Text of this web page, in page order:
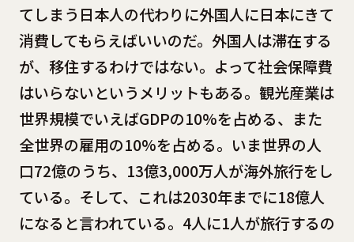
てしまう日本人の代わりに外国人に日本にきて
消費してもらえばいいのだ。外国人は滞在する
が、移住するわけではない。よって社会保障費
はいらないというメリットもある。観光産業は
世界規模でいえばGDPの10%を占める、また
全世界の雇用の10%を占める。いま世界の人
口72億のうち、13億3,000万人が海外旅行をし
ている。そして、これは2030年までに18億人
になると言われている。4人に1人が旅行するの